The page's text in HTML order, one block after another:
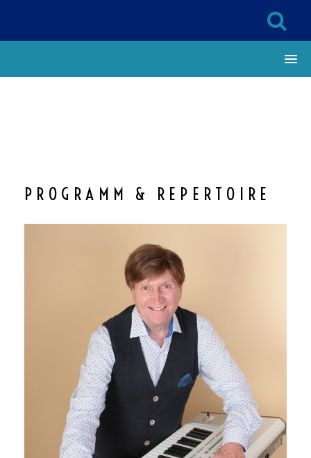
PROGRAMM & REPERTOIRE